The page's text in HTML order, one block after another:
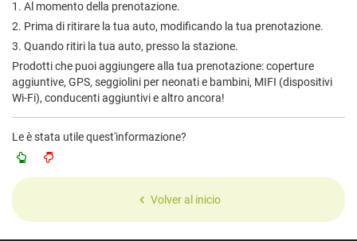
1. Al momento della prenotazione.
2. Prima di ritirare la tua auto, modificando la tua prenotazione.
3. Quando ritiri la tua auto, presso la stazione.
Prodotti che puoi aggiungere alla tua prenotazione: coperture
aggiuntive, GPS, seggiolini per neonati e bambini, MIFI (dispositivi
Wi-Fi), conducenti aggiuntivi e altro ancora!
Le è stata utile quest'informazione?
Volver al inicio